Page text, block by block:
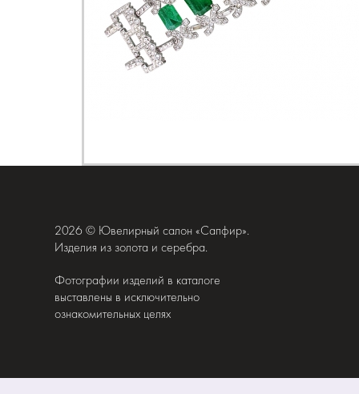
2026 © Ювелирный салон «Сапфир».
Изделия из золота и серебра.
Фотографии изделий в каталоге
выставлены в исключительно
ознакомительных целях